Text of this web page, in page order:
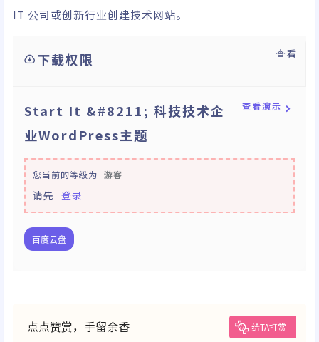
IT 公司或创新行业创建技术网站。
下载权限 查看
Start It &#8211; 科技技术企
业WordPress主题
查看演示
您当前的等级为 游客
请先 登录
百度云盘
点点赞赏，手留余香 给TA打赏